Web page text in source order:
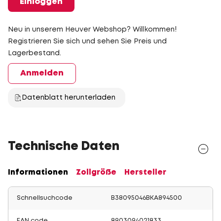
Einloggen
Neu in unserem Heuver Webshop? Willkommen!
Registrieren Sie sich und sehen Sie Preis und
Lagerbestand.
Anmelden
Datenblatt herunterladen
Technische Daten
Informationen Zollgröße Hersteller
Schnellsuchcode B38095046BKA894500